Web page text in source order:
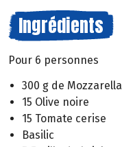
Ingrédients
Pour 6 personnes
300 g de Mozzarella
15 Olive noire
15 Tomate cerise
Basilic